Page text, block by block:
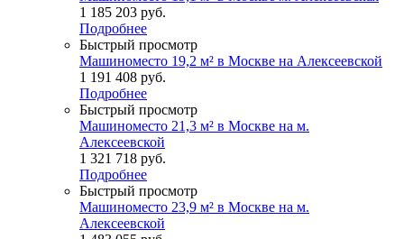
1 185 203 руб.
Подробнее
Быстрый просмотр
Машиноместо 19,2 м² в Москве на Алексеевской
1 191 408 руб.
Подробнее
Быстрый просмотр
Машиноместо 21,3 м² в Москве на м.
Алексеевской
1 321 718 руб.
Подробнее
Быстрый просмотр
Машиноместо 23,9 м² в Москве на м.
Алексеевской